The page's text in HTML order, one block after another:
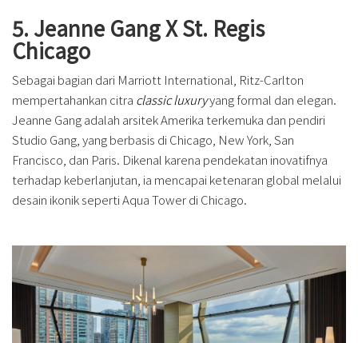
5. Jeanne Gang X St. Regis
Chicago
Sebagai bagian dari Marriott International, Ritz-Carlton
mempertahankan citra classic luxuryyang formal dan elegan.
Jeanne Gang adalah arsitek Amerika terkemuka dan pendiri
Studio Gang, yang berbasis di Chicago, New York, San
Francisco, dan Paris. Dikenal karena pendekatan inovatifnya
terhadap keberlanjutan, ia mencapai ketenaran global melalui
desain ikonik seperti Aqua Tower di Chicago.